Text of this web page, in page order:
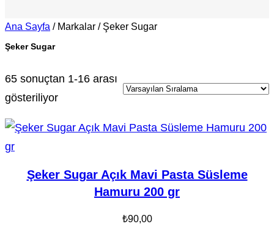
Ana Sayfa / Markalar / Şeker Sugar
Şeker Sugar
65 sonuçtan 1-16 arası
gösteriliyor
Şeker Sugar Açık Mavi Pasta Süsleme
Hamuru 200 gr
₺90,00